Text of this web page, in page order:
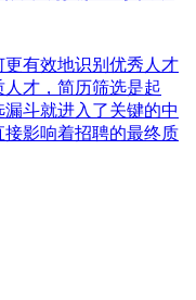
有效地识别优秀人才
才，简历筛选是起
斗就进入了关键的中
影响着招聘的最终质